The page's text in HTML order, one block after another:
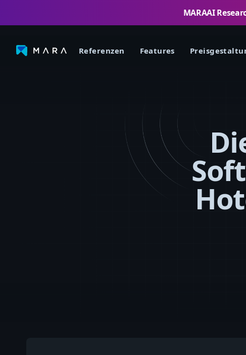
MARAAI
Referenzen Features